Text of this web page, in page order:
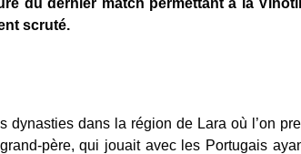
du dernier match permettant à la
scruté.
dynasties dans la région de Lara où l’on
père, qui jouait avec les Portugais